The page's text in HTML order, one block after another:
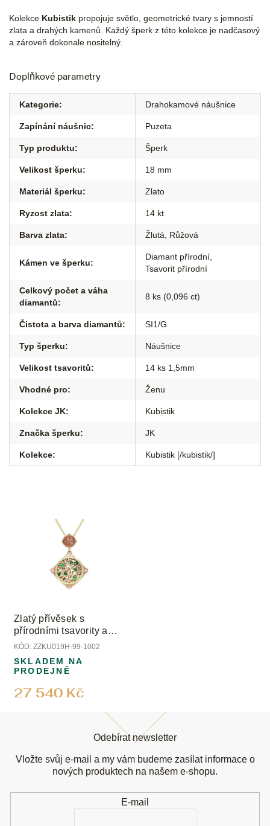
Kolekce Kubistik propojuje světlo, geometrické tvary s jemností
zlata a drahých kamenů. Každý šperk z této kolekce je nadčasový
a zároveň dokonale nositelný.
Doplňkové parametry
Kategorie: Drahokamové náušnice
Zapínání náušnic: Puzeta
Typ produktu: Šperk
Velikost šperku: 18 mm
Materiál šperku: Zlato
Ryzost zlata: 14 kt
Barva zlata: Žlutá Růžová
Kámen ve šperku:
Diamant přírodní
Tsavorit přírodní
Celkový počet a váha
diamantů:
8 ks (0,096 ct)
Čistota a barva diamantů: SI1/G
Typ šperku: Náušnice
Velikost tsavoritů: 14 ks 1,5mm
Vhodné pro: Ženu
Kolekce JK: Kubistik
Značka šperku: JK
Kolekce: Kubistik [/kubistik/]
Zlatý přívěsek s
přírodními tsavority a
diamanty
KÓD: ZZKU019H-99-1002
27 540 Kč
SKLADEM NA
PRODEJNĚ
Odebírat newsletter
Vložte svůj e-mail a my vám budeme zasílat informace o
nových produktech na našem e-shopu.
E-mail